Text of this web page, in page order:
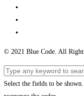
© 2021 Blue Code. All
Select the fields to be